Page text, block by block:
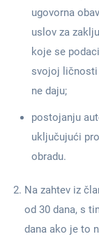
ugovorna
uslov za
koje se
svojoj ličnosti
ne daju;
postojanju
uključujući
obradu.
Na zahtev iz
od 30 dana, s
dana ako je to